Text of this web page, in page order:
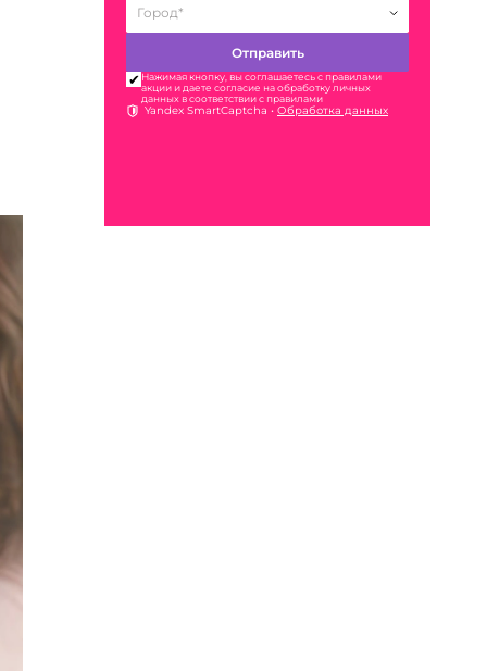
Нажимая кнопку, вы соглашаетесь с правилами
акции и даете согласие на обработку личных
данных в соответствии с правилами
Yandex SmartCaptcha • Обработка данных